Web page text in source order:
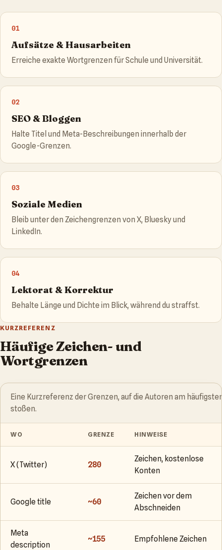
01
Aufsätze & Hausarbeiten
Erreiche exakte Wortgrenzen für Schule und Universität.
02
SEO & Bloggen
Halte Titel und Meta-Beschreibungen innerhalb der
Google-Grenzen.
03
Soziale Medien
Bleib unter den Zeichengrenzen von X, Bluesky und
LinkedIn.
04
Lektorat & Korrektur
Behalte Länge und Dichte im Blick, während du straffst.
KURZREFERENZ
Häufige Zeichen- und
Wortgrenzen
Eine Kurzreferenz der Grenzen, auf die Autoren am
stoßen.
WO GRENZE HINWEISE
X (Twitter) 280
Zeichen, kostenlose
Konten
Google title ~60
Zeichen vor dem
Abschneiden
Meta
description
~155 Empfohlene Zeichen